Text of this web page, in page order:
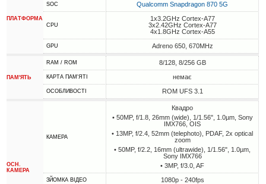
ПЛАТФОРМА
SOC Qualcomm Snapdragon 870 5G
CPU
1x3.2GHz Cortex-A77
3x2.42GHz Cortex-A77
4x1.8GHz Cortex-A55
GPU Adreno 650, 670MHz
ПАМ'ЯТЬ
RAM / ROM 8/128, 8/256 GB
КАРТА ПАМ'ЯТІ немає
ОСОБЛИВОСТІ ROM UFS 3.1
ОСН.
КАМЕРА
КАМЕРА
Квадро
• 50MP, f/1.8, 26mm (wide), 1/1.56", 1.0µm, Sony
IMX766, OIS
• 13MP, f/2.4, 52mm (telephoto), PDAF, 2x optical
zoom
• 50MP, f/2.2, 16mm (ultrawide), 1/1.56", 1.0µm,
Sony IMX766
• 3MP, f/3.0, AF
ЗЙОМКА ВІДЕО 1080p - 240fps